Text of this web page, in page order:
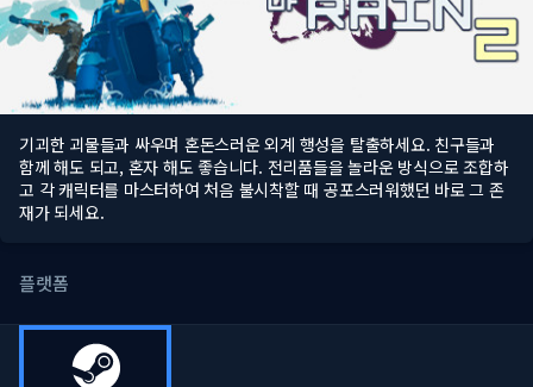
기괴한 괴물들과 싸우며 혼돈스러운 외계 행성을 탈출하세요. 친구들과
함께 해도 되고, 혼자 해도 좋습니다. 전리품들을 놀라운 방식으로 조합하
고 각 캐릭터를 마스터하여 처음 불시착할 때 공포스러워했던 바로 그 존
재가 되세요.
플랫폼